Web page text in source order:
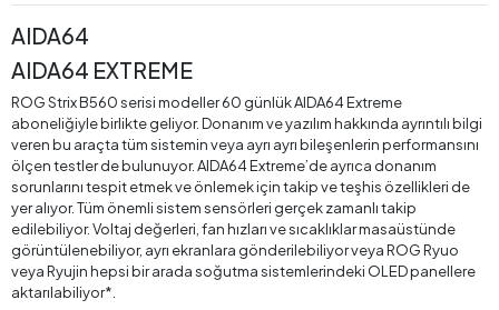
AIDA64
AIDA64 EXTREME
ROG Strix B560 serisi modeller 60 günlük AIDA64 Extreme
aboneliğiyle birlikte geliyor. Donanım ve yazılım hakkında ayrıntılı bilgi
veren bu araçta tüm sistemin veya ayrı ayrı bileşenlerin performansını
ölçen testler de bulunuyor. AIDA64 Extreme’de ayrıca donanım
sorunlarını tespit etmek ve önlemek için takip ve teşhis özellikleri de
yer alıyor. Tüm önemli sistem sensörleri gerçek zamanlı takip
edilebiliyor. Voltaj değerleri, fan hızları ve sıcaklıklar masaüstünde
görüntülenebiliyor, ayrı ekranlara gönderilebiliyor veya ROG Ryuo
veya Ryujin hepsi bir arada soğutma sistemlerindeki OLED panellere
aktarılabiliyor*.